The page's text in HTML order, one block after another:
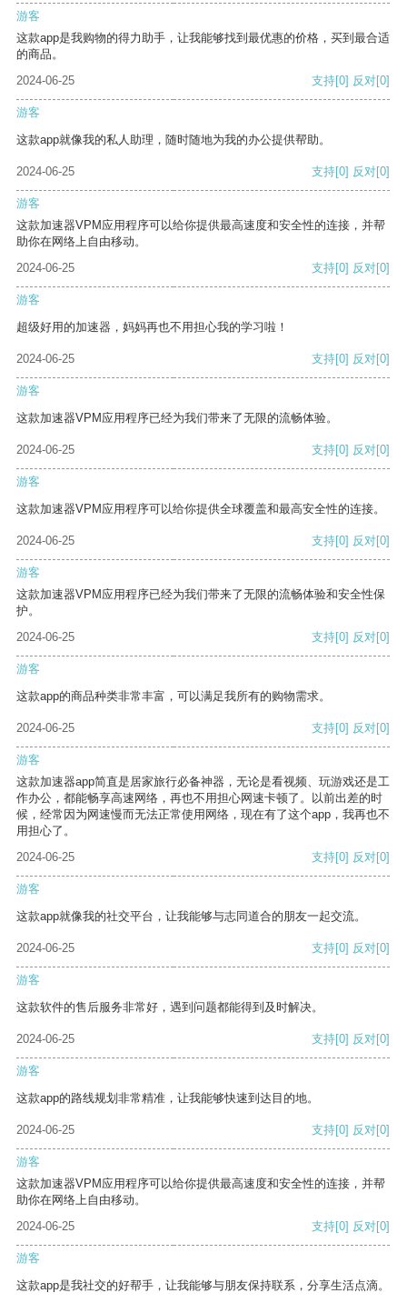
游客
这款app是我购物的得力助手，让我能够找到最优惠的价格，买到最合适
的商品。
2024-06-25
支持[0] 反对[0]
游客
这款app就像我的私人助理，随时随地为我的办公提供帮助。
2024-06-25 支持[0] 反对[0]
游客
这款加速器VPM应用程序可以给你提供最高速度和安全性的连接，并帮
助你在网络上自由移动。
2024-06-25
支持[0] 反对[0]
游客
超级好用的加速器，妈妈再也不用担心我的学习啦！
2024-06-25 支持[0] 反对[0]
游客
这款加速器VPM应用程序已经为我们带来了无限的流畅体验。
2024-06-25 支持[0] 反对[0]
游客
这款加速器VPM应用程序可以给你提供全球覆盖和最高安全性的连接。
2024-06-25 支持[0] 反对[0]
游客
这款加速器VPM应用程序已经为我们带来了无限的流畅体验和安全性保
护。
2024-06-25
支持[0] 反对[0]
游客
这款app的商品种类非常丰富，可以满足我所有的购物需求。
2024-06-25 支持[0] 反对[0]
游客
这款加速器app简直是居家旅行必备神器，无论是看视频、玩游戏还是工
作办公，都能畅享高速网络，再也不用担心网速卡顿了。以前出差的时
候，经常因为网速慢而无法正常使用网络，现在有了这个app，我再也不
用担心了。
2024-06-25
支持[0] 反对[0]
游客
这款app就像我的社交平台，让我能够与志同道合的朋友一起交流。
2024-06-25 支持[0] 反对[0]
游客
这款软件的售后服务非常好，遇到问题都能得到及时解决。
2024-06-25 支持[0] 反对[0]
游客
这款app的路线规划非常精准，让我能够快速到达目的地。
2024-06-25 支持[0] 反对[0]
游客
这款加速器VPM应用程序可以给你提供最高速度和安全性的连接，并帮
助你在网络上自由移动。
2024-06-25
支持[0] 反对[0]
游客
这款app是我社交的好帮手，让我能够与朋友保持联系，分享生活点滴。